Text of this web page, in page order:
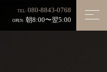
TEL: 080-8843-0768
OPEN: 朝8:00〜翌5:00